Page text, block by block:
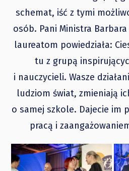
schemat, iść z tymi
osób. Pani Ministra
laureatom powiedziała:
tu z grupą
i nauczycieli. Wasze
ludziom świat, zmieniają
o samej szkole. Dajecie im
pracą i